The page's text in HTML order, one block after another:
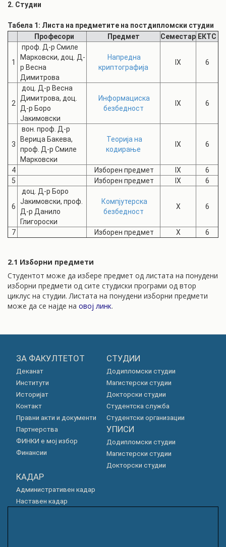
2. Студии
Табела 1: Листа на предметите на постдипломски студии
Професори
Предмет Семестар ЕКТС
1
проф. Д-р Смиле
Марковски, доц. Д-
р Весна
Димитрова
Напредна
криптографија
IX 6
2
доц. Д-р Весна
Димитрова, доц.
Д-р Боро
Јакимовски
Информациска
безбедност
IX 6
3
вон. проф. Д-р
Верица Бакева,
проф. Д-р Смиле
Марковски
Теорија на
кодирање
IX 6
4 Изборен предмет IX
6
5
Изборен предмет IX 6
6
доц. Д-р Боро
Јакимовски, проф.
Д-р Данило
Глигороски
Компјутерска
безбедност
X 6
7 Изборен предмет X 6
2.1 Изборни предмети
Студентот може да избере предмет од листата на понудени
изборни предмети од сите студиски програми од втор
циклус на студии. Листата на понудени изборни предмети
може да се најде на овој линк.
ЗА ФАКУЛТЕТОТ
Деканат
Институти
Историјат
Контакт
Правни акти и документи
Партнерства
ФИНКИ е мој избор
Финансии
СТУДИИ
Додипломски студии
Магистерски студии
Докторски студии
Студентска служба
Студентски организации
УПИСИ
Додипломски студии
Магистерски студии
Докторски студии
КАДАР
Административен кадар
Наставен кадар